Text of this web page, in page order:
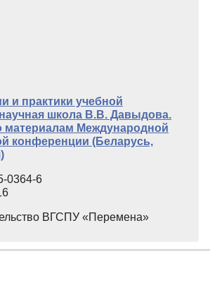
и практики учебной
школа В.В. Давыдова.
материалам Международной
конференции (Беларусь,
0364-6
ВГСПУ «Перемена»